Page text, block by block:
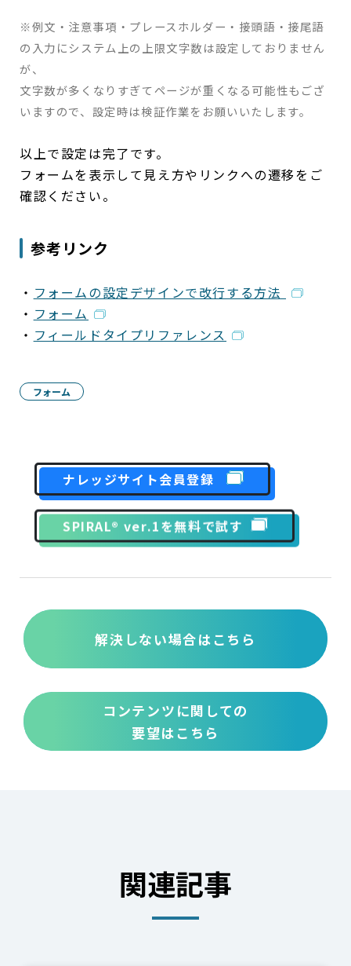
※例文・注意事項・プレースホルダー・接頭語・接尾語
の入力にシステム上の上限文字数は設定しておりません
が、
文字数が多くなりすぎてページが重くなる可能性もござ
いますので、設定時は検証作業をお願いいたします。
以上で設定は完了です。
フォームを表示して見え方やリンクへの遷移をご
確認ください。
参考リンク
・ フォームの設定デザインで改行する方法
・ フォーム
・ フィールドタイプリファレンス
フォーム
ナレッジサイト会員登録
SPIRAL® ver.1を無料で試す
解決しない場合はこちら
コンテンツに関しての
要望はこちら
関連記事